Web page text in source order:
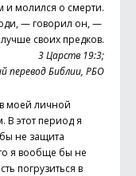
и молился о смерти.
— говорил он, —
своих предков.
3 Царств 19:3;
перевод Библии, РБО
моей личной
В этот период я
не защита
я вообще бы не
погрузиться в